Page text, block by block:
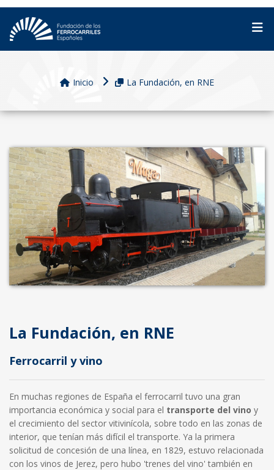
Inicio La Fundación, en RNE
La Fundación, en RNE
Ferrocarril y vino
En muchas regiones de España el ferrocarril tuvo una gran
importancia económica y social para el transporte del vino y
el crecimiento del sector vitivinícola, sobre todo en las zonas de
interior, que tenían más difícil el transporte. Ya la primera
solicitud de concesión de una línea, en 1829, estuvo relacionada
con los vinos de Jerez, pero hubo 'trenes del vino' también en